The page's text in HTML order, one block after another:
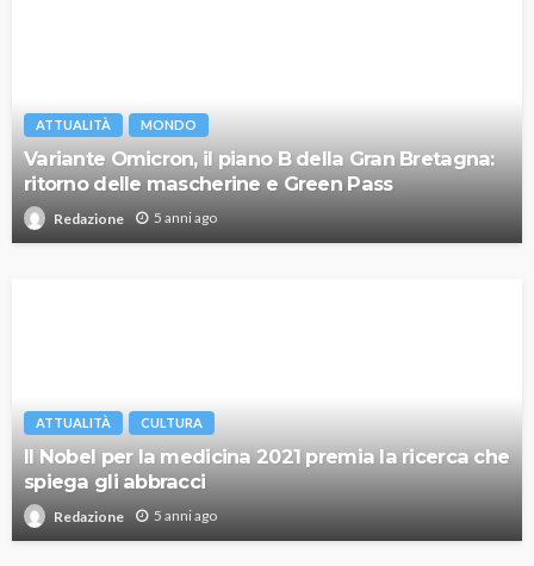
ATTUALITÀ MONDO
Variante Omicron, il piano B della Gran Bretagna:
ritorno delle mascherine e Green Pass
Redazione 5 anni ago
ATTUALITÀ CULTURA
Il Nobel per la medicina 2021 premia la ricerca che
spiega gli abbracci
Redazione 5 anni ago